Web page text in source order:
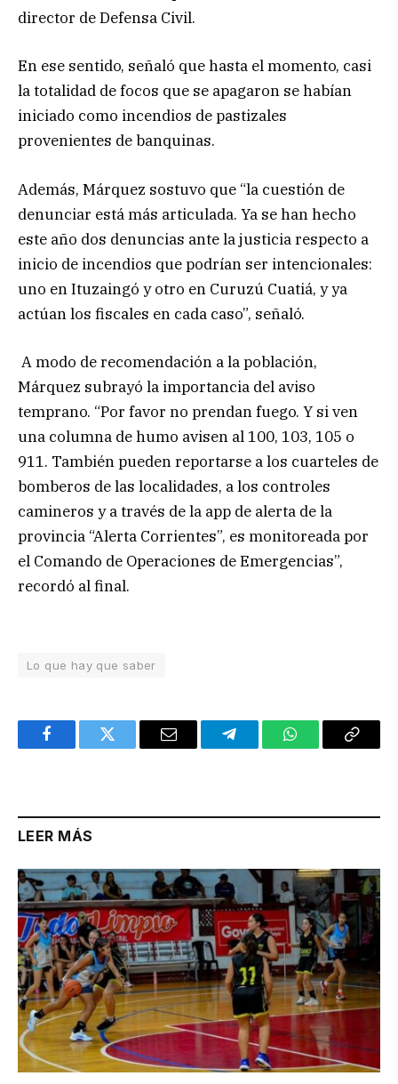
director de Defensa Civil.
En ese sentido, señaló que hasta el momento, casi
la totalidad de focos que se apagaron se habían
iniciado como incendios de pastizales
provenientes de banquinas.
Además, Márquez sostuvo que “la cuestión de
denunciar está más articulada. Ya se han hecho
este año dos denuncias ante la justicia respecto a
inicio de incendios que podrían ser intencionales:
uno en Ituzaingó y otro en Curuzú Cuatiá, y ya
actúan los fiscales en cada caso”, señaló.
A modo de recomendación a la población,
Márquez subrayó la importancia del aviso
temprano. “Por favor no prendan fuego. Y si ven
una columna de humo avisen al 100, 103, 105 o
911. También pueden reportarse a los cuarteles de
bomberos de las localidades, a los controles
camineros y a través de la app de alerta de la
provincia “Alerta Corrientes”, es monitoreada por
el Comando de Operaciones de Emergencias”,
recordó al final.
Lo que hay que saber
FacebookTwitter Email TelegramWhatsAppCopy
LEER MÁS